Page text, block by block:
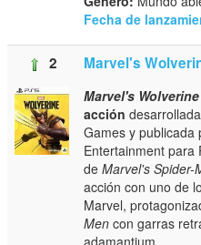
Fecha de
2 Marvel's
Marvel's Wolverine
acción
Games y publicada
Entertainment para
deMarvel's Spider-
acción con uno de
Marvel,
Men con garras
adamantium.